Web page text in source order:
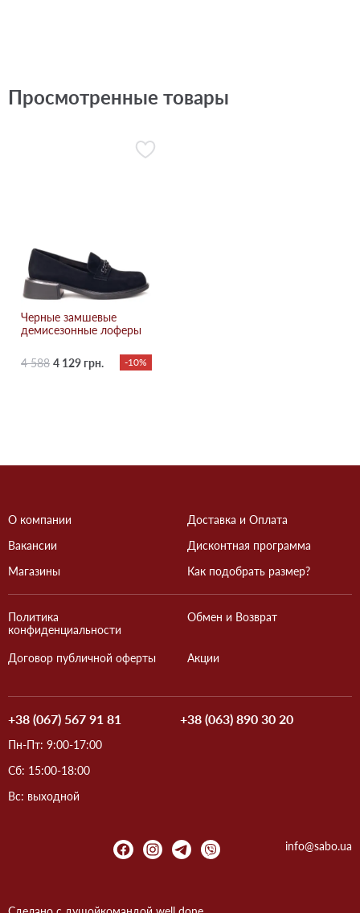
Просмотренные товары
Черные замшевые
демисезонные лоферы
4 588 4 129 грн. -10%
О компании
Вакансии
Магазины
Доставка и Оплата
Дисконтная программа
Как подобрать размер?
Политика
конфиденциальности
Договор публичной оферты
Обмен и Возврат
Акции
+38 (067) 567 91 81 +38 (063) 890 30 20
Пн-Пт: 9:00-17:00
Сб: 15:00-18:00
Вс: выходной
info@sabo.ua